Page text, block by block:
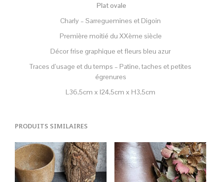
Plat ovale
Charly – Sarreguemines et Digoin
Première moitié du XXème siècle
Décor frise graphique et fleurs bleu azur
Traces d’usage et du temps – Patine, taches et petites
égrenures
L36,5cm x l24,5cm x H3,5cm
PRODUITS SIMILAIRES